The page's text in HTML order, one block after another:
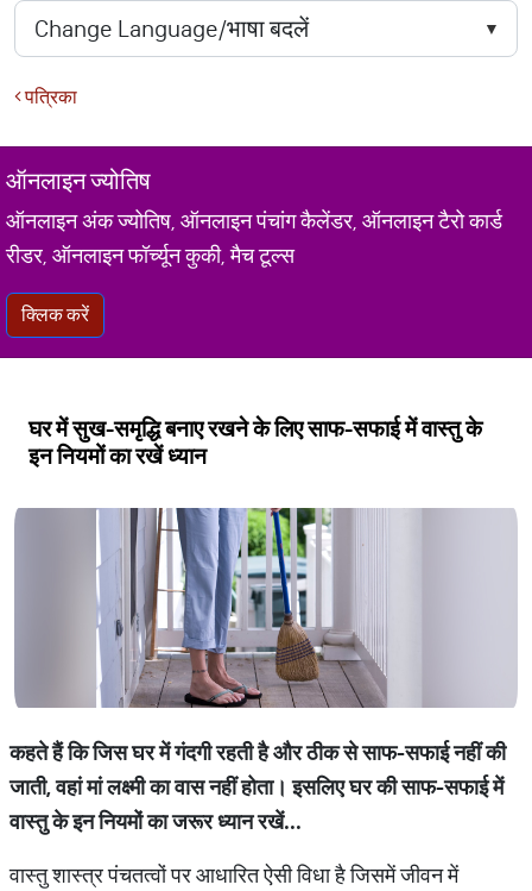
पत्रिका
ऑनलाइन ज्योतिष
ऑनलाइन अंक ज्योतिष, ऑनलाइन पंचांग कैलेंडर, ऑनलाइन टैरो कार्ड
रीडर, ऑनलाइन फॉर्च्यून कुकी, मैच टूल्स
क्लिक करें
घर में सुख-समृद्धि बनाए रखने के लिए साफ-सफाई में वास्तु के
इन नियमों का रखें ध्यान
कहतेहैंकिजिसघरमेंगंदगीरहतीहैऔरठीकसेसाफ-सफाईनहींकी
जाती,वहांमांलक्ष्मीकावासनहींहोता। इसलिएघरकीसाफ-सफाईमें
वास्तुकेइननियमोंकाजरूरध्यानरखें...
वास्तु शास्त्र पंचतत्वों पर आधारित ऐसी विधा है जिसमें जीवन में